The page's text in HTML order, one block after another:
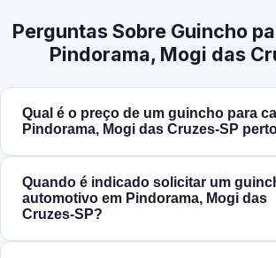
Perguntas Sobre Guincho
Pindorama, Mogi das
Qual é o preço de um guincho para
Pindorama, Mogi das Cruzes‑SP
Quando é indicado solicitar um
automotivo em Pindorama, Mogi das
Cruzes‑SP?